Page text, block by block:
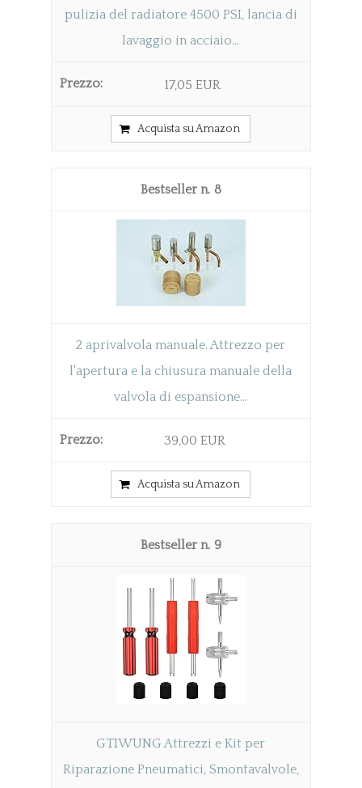
pulizia del radiatore 4500 PSI, lancia di
lavaggio in acciaio...
17,05 EUR
Acquista su Amazon
8
2 aprivalvola manuale. Attrezzo per
l'apertura e la chiusura manuale della
valvola di espansione...
39,00 EUR
Acquista su Amazon
9
GTIWUNG Attrezzi e Kit per
Riparazione Pneumatici, Smontavalvole,